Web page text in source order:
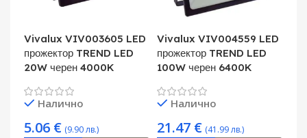
Vivalux VIV003605 LED
прожектор TREND LED
20W черен 4000K
Налично
5.06 € (9.90 лв.)
Vivalux VIV004559 LED
прожектор TREND LED
100W черен 6400K
Налично
21.47 € (41.99 лв.)